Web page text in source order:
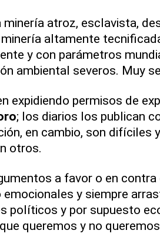
minería atroz, esclavista,
minería altamente
y con parámetros
ambiental severos. Muy
expidiendo permisos de
; los diarios los publican
en cambio, son difíciles
otros.
a favor o en
emocionales y siempre
políticos y por supuesto
queremos y no